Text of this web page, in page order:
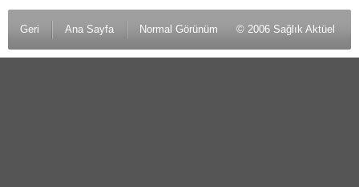
Geri Ana Sayfa Normal Görünüm © 2006 Sağlık Aktüel